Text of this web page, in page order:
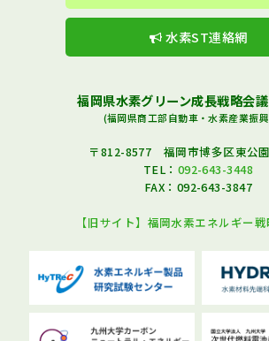
水素ST連絡網
福岡県水素グリーン成長戦略会
(福岡県商工部自動車・水素産業振
〒812-8577 福岡市博多区東公
TEL： 092-643-3448
FAX：092-643-3847
【旧サイト】福岡水素エネルギー